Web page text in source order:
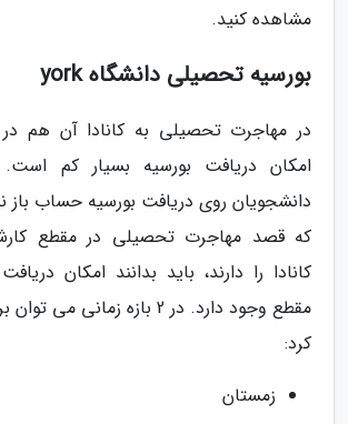
مشاهده کنید.
بورسیه تحصیلی دانشگاه york
در مهاجرت تحصیلی به کانادا آن هم
امکان دریافت بورسیه بسیار کم
دانشجویان روی دریافت بورسیه حساب باز
که قصد مهاجرت تحصیلی در مقطع
کانادا را دارند، باید بدانند امکان
مقطع وجود دارد. در 2 بازه زمانی
کرد:
زمستان